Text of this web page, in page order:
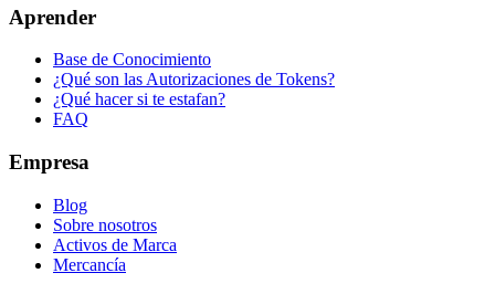
Aprender
Base de Conocimiento
¿Qué son las Autorizaciones de Tokens?
¿Qué hacer si te estafan?
FAQ
Empresa
Blog
Sobre nosotros
Activos de Marca
Mercancía